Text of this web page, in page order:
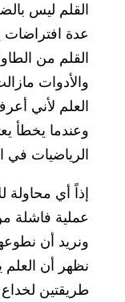
القلم ليس
عدة
القلم من
والأدوات
العلم لأني
وعندما يخطأ
الرياضيات في
إذاً أي محاولة
عملية فاشلة من
ونريد أن
نظهر أن العلم
طريقتين